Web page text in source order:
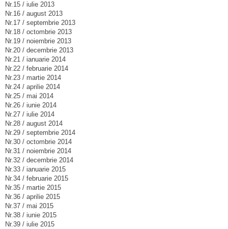
Nr.15 / iulie 2013
Nr.16 / august 2013
Nr.17 / septembrie 2013
Nr.18 / octombrie 2013
Nr.19 / noiembrie 2013
Nr.20 / decembrie 2013
Nr.21 / ianuarie 2014
Nr.22 / februarie 2014
Nr.23 / martie 2014
Nr.24 / aprilie 2014
Nr.25 / mai 2014
Nr.26 / iunie 2014
Nr.27 / iulie 2014
Nr.28 / august 2014
Nr.29 / septembrie 2014
Nr.30 / octombrie 2014
Nr.31 / noiembrie 2014
Nr.32 / decembrie 2014
Nr.33 / ianuarie 2015
Nr.34 / februarie 2015
Nr.35 / martie 2015
Nr.36 / aprilie 2015
Nr.37 / mai 2015
Nr.38 / iunie 2015
Nr.39 / iulie 2015